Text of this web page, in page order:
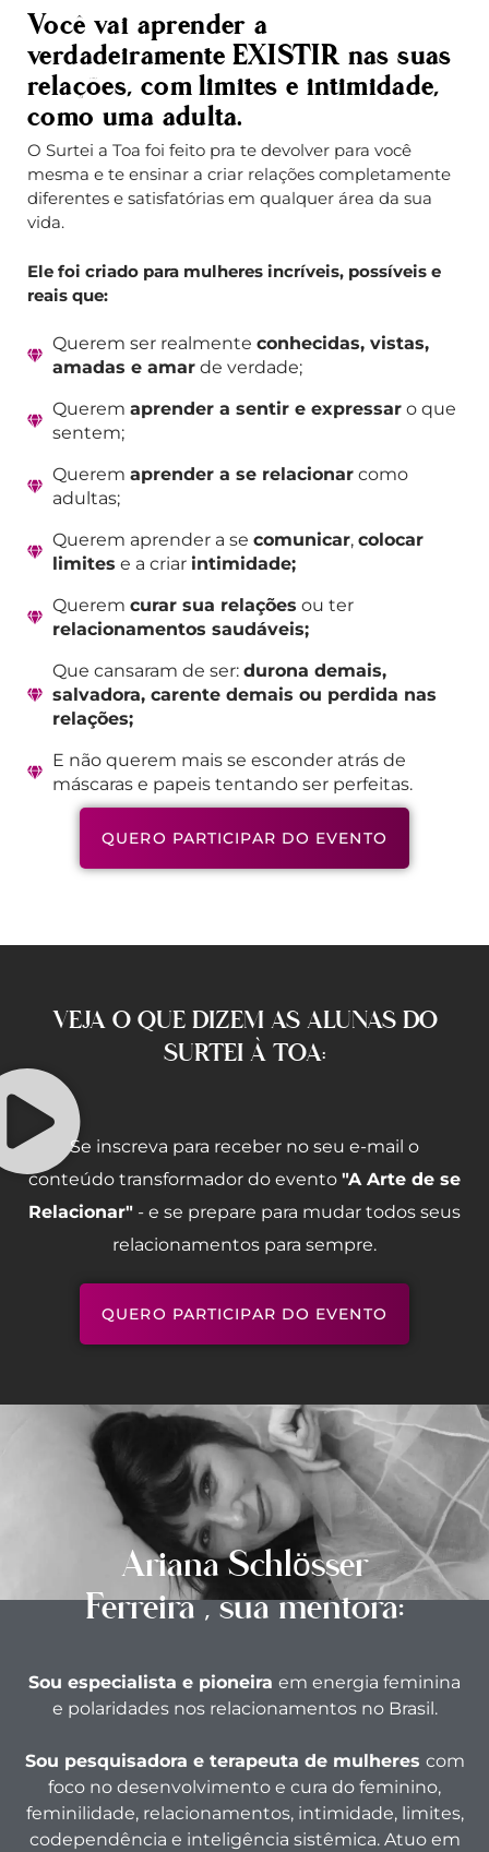
Você vai aprender a
verdadeiramente EXISTIR nas suas
relações, com limites e intimidade,
como uma adulta.
O Surtei a Toa foi feito pra te devolver para você
mesma e te ensinar a criar relações completamente
diferentes e satisfatórias em qualquer área da sua
vida.
Ele foi criado para mulheres incríveis, possíveis e
reais que:
Querem ser realmente conhecidas, vistas,
amadas e amarde verdade;
Querem aprender a sentir e expressaro que
sentem;
Querem aprender a se relacionarcomo
adultas;
Querem aprender a se comunicar, colocar
limites e a criar intimidade;
Querem curar sua relações ou ter
relacionamentos saudáveis;
Que cansaram de ser: durona demais,
salvadora, carente demais ou perdida nas
relações;
E não querem mais se esconder atrás de
máscaras e papeis tentando ser perfeitas.
QUERO PARTICIPAR DO EVENTO
VEJA O QUE DIZEM AS ALUNAS DO
SURTEI À TOA:
Se inscreva para receber no seu e-mail o
conteúdo transformador do evento "A Arte de se
Relacionar" - e se prepare para mudar todos seus
relacionamentos para sempre.
QUERO PARTICIPAR DO EVENTO
Ariana Schlösser
Ferreira , sua mentora:
Sou especialista e pioneira em energia feminina
e polaridades nos relacionamentos no Brasil.
Sou pesquisadora e terapeuta de mulheres com
foco no desenvolvimento e cura do feminino,
feminilidade, relacionamentos, intimidade, limites,
codependência e inteligência sistêmica. Atuo em